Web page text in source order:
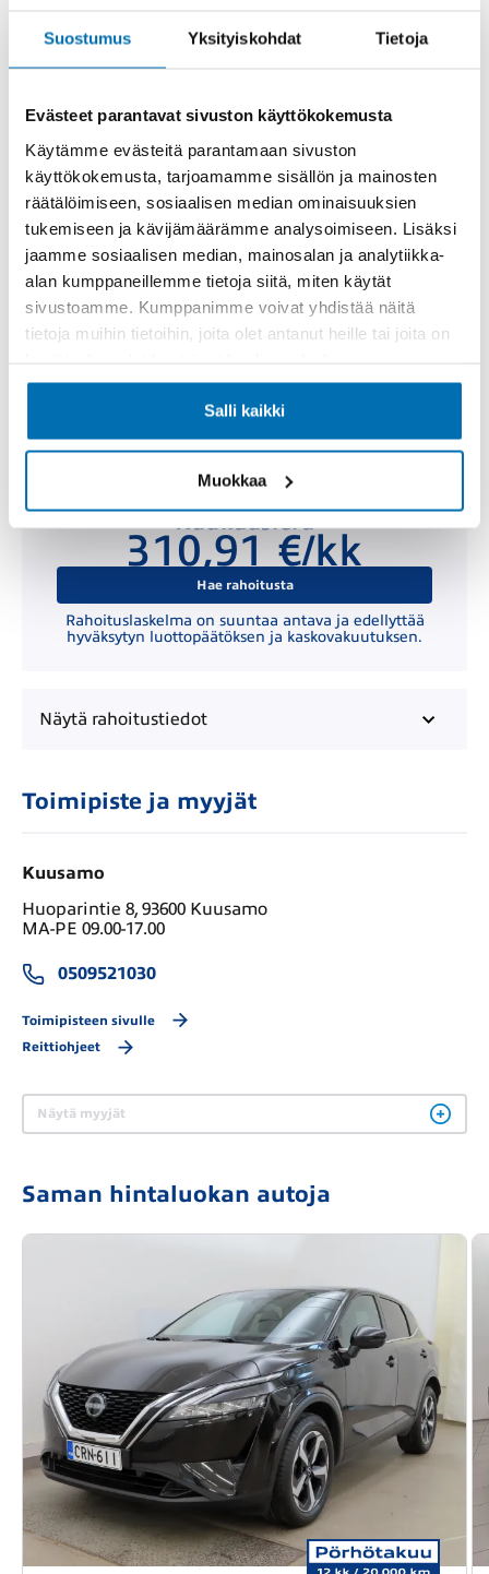
Suostumus Yksityiskohdat Tietoja
Evästeet parantavat sivuston käyttökokemusta
Käytämme evästeitä parantamaan sivuston
käyttökokemusta, tarjoamamme sisällön ja mainosten
räätälöimiseen, sosiaalisen median ominaisuuksien
tukemiseen ja kävijämäärämme analysoimiseen. Lisäksi
jaamme sosiaalisen median, mainosalan ja analytiikka-
alan kumppaneillemme tietoja siitä, miten käytät
sivustoamme. Kumppanimme voivat yhdistää näitä
tietoja muihin tietoihin, joita olet antanut heille tai joita on
Salli kaikki
Muokkaa
Käsiraha tai vaihtoauto (€)
Suurempi viimeinen erä (€)
Kuukausierä
310,91 €/kk
Hae rahoitusta
Rahoituslaskelma on suuntaa antava ja edellyttää
hyväksytyn luottopäätöksen ja kaskovakuutuksen.
Näytä rahoitustiedot
Toimipiste ja myyjät
Kuusamo
Huoparintie 8, 93600 Kuusamo
MA-PE 09.00-17.00
0509521030
Toimipisteen sivulle
Reittiohjeet
Näytä myyjät
Saman hintaluokan autoja